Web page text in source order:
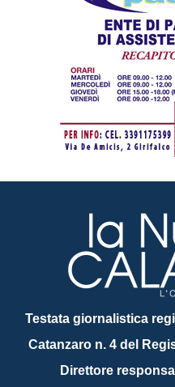
Testata giornalistica
Catanzaro n. 4 del
Direttore